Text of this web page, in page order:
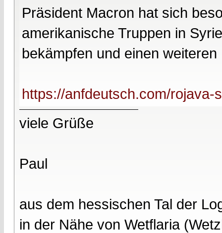
Präsident Macron hat sich
amerikanische Truppen in
bekämpfen und einen
https://anfdeutsch.com/rojava-
viele Grüße
Paul
aus dem hessischen Tal der
in der Nähe von Wetflaria